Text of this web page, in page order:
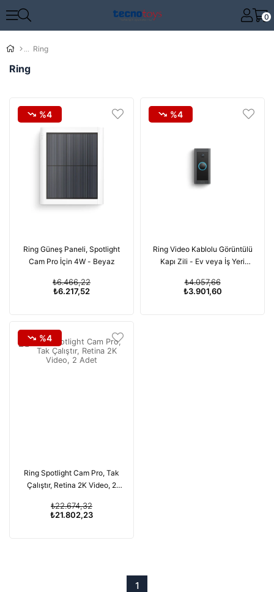
0
Ring
Ring
Ring Güneş Paneli, Spotlight
Cam Pro İçin 4W - Beyaz
₺6.217,52
₺6.466,22
%4
Ring Video Kablolu Görüntülü
Kapı Zili - Ev veya İş Yeri
₺3.901,60
₺4.057,66
%4
Ring Spotlight Cam Pro, Tak
Çalıştır, Retina 2K Video, 2
₺21.802,23
₺22.674,32
%4
1